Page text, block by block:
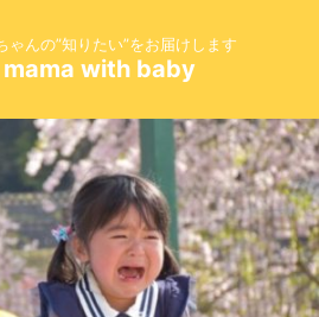
ゃんの”知りたい”をお届けします
with baby